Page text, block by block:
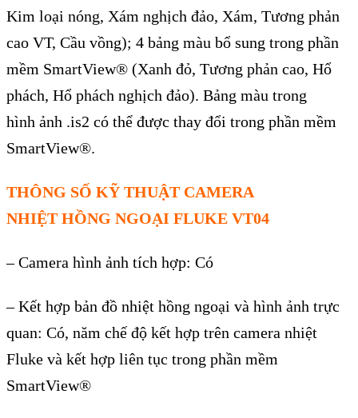
Kim loại nóng, Xám nghịch đảo, Xám, Tương phản
cao VT, Cầu vồng); 4 bảng màu bổ sung trong phần
mềm SmartView® (Xanh đỏ, Tương phản cao, Hổ
phách, Hổ phách nghịch đảo). Bảng màu trong
hình ảnh .is2 có thể được thay đổi trong phần mềm
SmartView®.
THÔNG SỐ KỸ THUẬT CAMERA
NHIỆT HỒNG NGOẠI FLUKE VT04
–Camera hình ảnh tích hợp: Có
– Kết hợp bản đồ nhiệt hồng ngoại và hình ảnh trực
quan: Có, năm chế độ kết hợp trên camera nhiệt
Fluke và kết hợp liên tục trong phần mềm
SmartView®